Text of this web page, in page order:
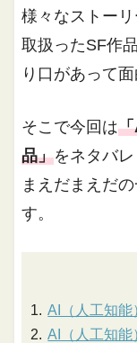
様々なストー
取扱ったSF作
り口があって
そこで今回は
品」をネタバ
まえだまえだ
す。
AI（人工知能
AI（人工知